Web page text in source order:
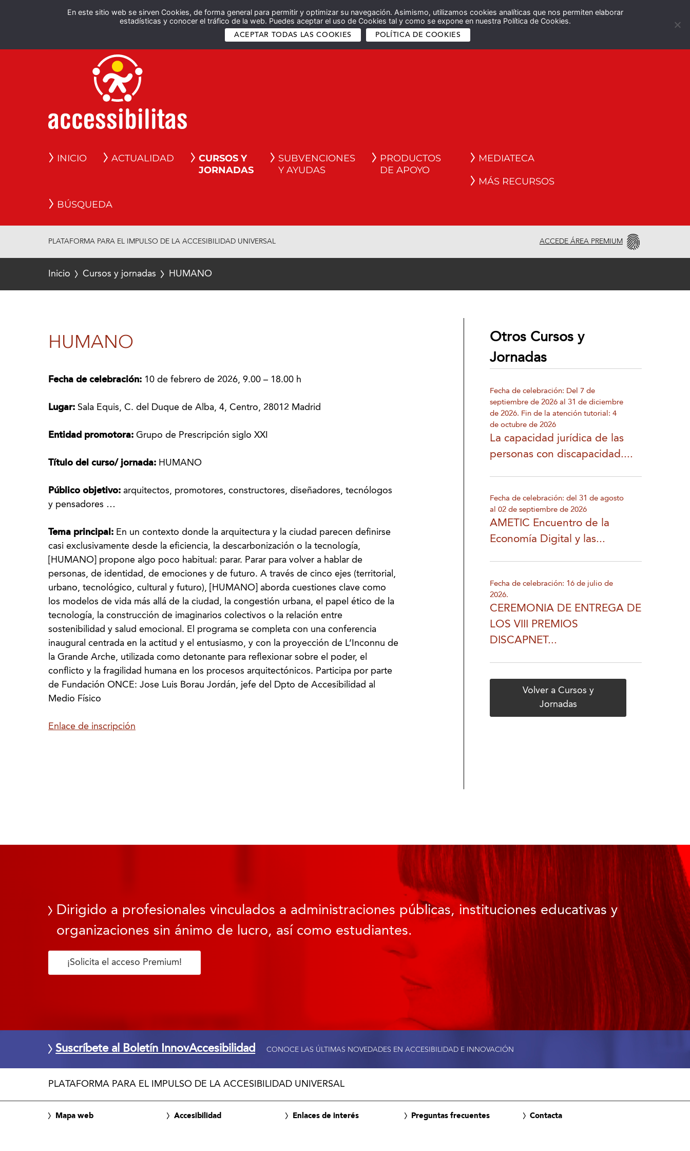
En este sitio web se sirven Cookies, de forma general para permitir y optimizar su navegación. Asimismo, utilizamos cookies analíticas que nos permiten elaborar
estadísticas y conocer el tráfico de la web. Puedes aceptar el uso de Cookies tal y como se expone en nuestra Política de Cookies.
ACEPTAR TODAS LAS COOKIES POLÍTICA DE COOKIES
Español English
INICIO ACTUALIDAD
CURSOS Y
JORNADAS
SUBVENCIONES
Y AYUDAS
PRODUCTOS
DE APOYO
MEDIATECA
MÁS RECURSOS
BÚSQUEDA
PLATAFORMA PARA EL IMPULSO DE LA ACCESIBILIDAD UNIVERSAL ACCEDE ÁREA PREMIUM
Inicio Cursos y jornadas HUMANO
HUMANO
Fecha de celebración: 10 de febrero de 2026, 9.00 – 18.00 h
Lugar: Sala Equis, C. del Duque de Alba, 4, Centro, 28012 Madrid
Entidad promotora:Grupo de Prescripción siglo XXI
Título del curso/ jornada: HUMANO
Público objetivo:arquitectos, promotores, constructores, diseñadores, tecnólogos
y pensadores …
Tema principal: En un contexto donde la arquitectura y la ciudad parecen definirse
casi exclusivamente desde la eficiencia, la descarbonización o la tecnología,
[HUMANO] propone algo poco habitual: parar. Parar para volver a hablar de
personas, de identidad, de emociones y de futuro. A través de cinco ejes (territorial,
urbano, tecnológico, cultural y futuro), [HUMANO] aborda cuestiones clave como
los modelos de vida más allá de la ciudad, la congestión urbana, el papel ético de la
tecnología, la construcción de imaginarios colectivos o la relación entre
sostenibilidad y salud emocional. El programa se completa con una conferencia
inaugural centrada en la actitud y el entusiasmo, y con la proyección de L’Inconnu de
la Grande Arche, utilizada como detonante para reflexionar sobre el poder, el
conflicto y la fragilidad humana en los procesos arquitectónicos. Participa por parte
de Fundación ONCE: Jose Luis Borau Jordán, jefe del Dpto de Accesibilidad al
Medio Físico
Enlace de inscripción
Otros Cursos y
Jornadas
Fecha de celebración: Del 7 de
septiembre de 2026 al 31 de diciembre
de 2026. Fin de la atención tutorial: 4
de octubre de 2026
La capacidad jurídica de las
personas con discapacidad....
Fecha de celebración: del 31 de agosto
al 02 de septiembre de 2026
AMETIC Encuentro de la
Economía Digital y las...
Fecha de celebración: 16 de julio de
2026.
CEREMONIA DE ENTREGA DE
LOS VIII PREMIOS
DISCAPNET...
Volver a Cursos y
Jornadas
Dirigido a profesionales vinculados a administraciones públicas, instituciones educativas y
organizaciones sin ánimo de lucro, así como estudiantes.
¡Solicita el acceso Premium!
Suscríbete al Boletín InnovAccesibilidad CONOCE LAS ÚLTIMAS NOVEDADES EN ACCESIBILIDAD E INNOVACIÓN
PLATAFORMA PARA EL IMPULSO DE LA ACCESIBILIDAD UNIVERSAL
Mapa web Accesibilidad Enlaces de interés Preguntas frecuentes Contacta